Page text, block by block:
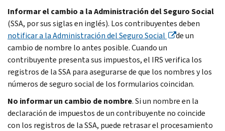
Informar el cambio a la Administración del Seguro Social
(SSA, por sus siglas en inglés). Los contribuyentes deben
notificar a la Administración del Seguro Social
de un
cambio de nombre lo antes posible. Cuando un
contribuyente presenta sus impuestos, el IRS verifica los
registros de la SSA para asegurarse de que los nombres y los
números de seguro social de los formularios coincidan.
No informar un cambio de nombre. Si un nombre en la
declaración de impuestos de un contribuyente no coincide
con los registros de la SSA, puede retrasar el procesamiento